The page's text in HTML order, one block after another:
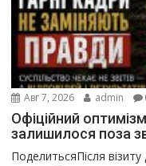
Авг 7, 2026 admin
Офіційний
залишилося поза
ПоделитьсяПісля